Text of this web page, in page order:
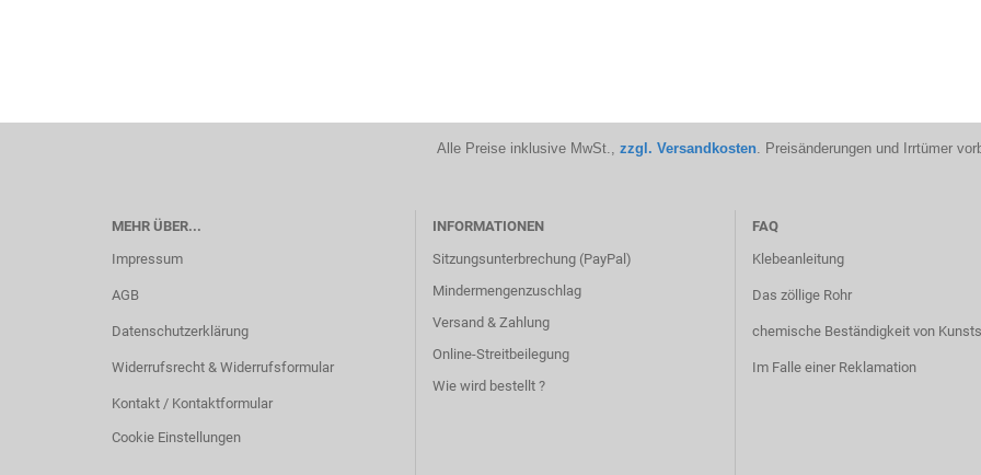
Alle Preise inklusive MwSt., zzgl. Versandkosten. Preisänderungen und Irrtümer
MEHR ÜBER...
Impressum
AGB
Datenschutzerklärung
Widerrufsrecht & Widerrufsformular
Kontakt / Kontaktformular
Cookie Einstellungen
INFORMATIONEN
Sitzungsunterbrechung (PayPal)
Mindermengenzuschlag
Versand & Zahlung
Online-Streitbeilegung
Wie wird bestellt ?
FAQ
Klebeanleitung
Das zöllige Rohr
chemische Beständigkeit von
Im Falle einer Reklamation